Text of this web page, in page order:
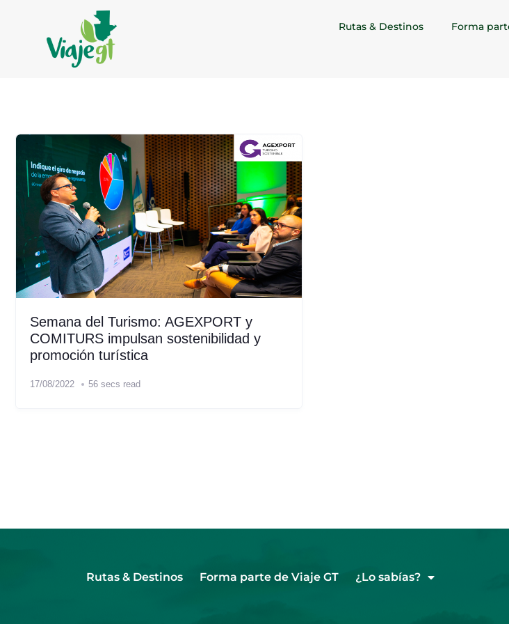
Rutas & Destinos Forma
Semana del Turismo: AGEXPORT y
COMITURS impulsan sostenibilidad y
promoción turística
17/08/2022 56 secs read
Rutas & Destinos Forma parte de Viaje GT ¿Lo sabías?